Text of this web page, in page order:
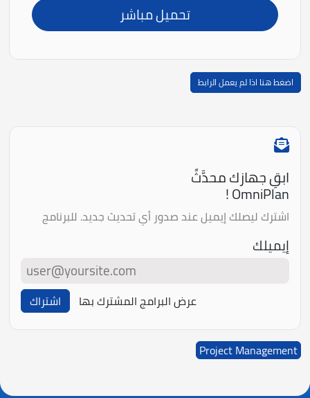
تحميل مباشر
اضغط هنا اذا لم يعمل الرابط
ابقِ جهازك محدَّثً
OmniPlan !
اشترك ليصلك إيميل عند صدور أي تحديث جديد. للبرنامج
إيميلك
عرض البرامج المشترك بها اشتراك
Project Management